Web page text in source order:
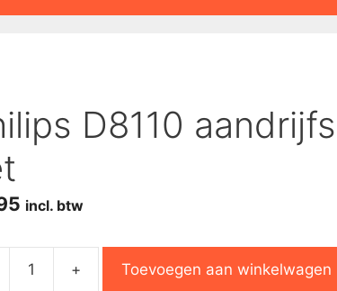
D8110
incl. btw
+ Toevoegen aan winkelwagen